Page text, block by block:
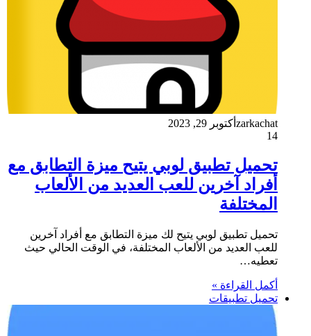
zarkachat أكتوبر 29, 2023
14
تحميل تطبيق لوبي يتيح ميزة التطابق مع
أفراد آخرين للعب العديد من الألعاب
المختلفة
تحميل تطبيق لوبي يتيح لك ميزة التطابق مع أفراد آخرين
للعب العديد من الألعاب المختلفة، في الوقت الحالي حيث
تعطيه…
أكمل القراءة »
تحميل تطبيقات